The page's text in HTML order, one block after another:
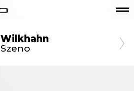
Wilkhahn
Szeno